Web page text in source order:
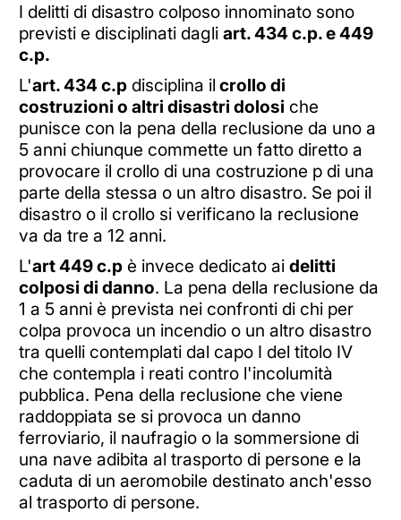
I delitti di disastro colposo innominato sono
previsti e disciplinati dagli art. 434 c.p. e 449
c.p.
L'art. 434 c.pdisciplina il crollo di
costruzioni o altri disastri dolosi che
punisce con la pena della reclusione da uno a
5 anni chiunque commette un fatto diretto a
provocare il crollo di una costruzione p di una
parte della stessa o un altro disastro. Se poi il
disastro o il crollo si verificano la reclusione
va da tre a 12 anni.
L'art 449 c.pè invece dedicato ai delitti
colposi di danno. La pena della reclusione da
1 a 5 anni è prevista nei confronti di chi per
colpa provoca un incendio o un altro disastro
tra quelli contemplati dal capo I del titolo IV
che contempla i reati contro l'incolumità
pubblica. Pena della reclusione che viene
raddoppiata se si provoca un danno
ferroviario, il naufragio o la sommersione di
una nave adibita al trasporto di persone e la
caduta di un aeromobile destinato anch'esso
al trasporto di persone.